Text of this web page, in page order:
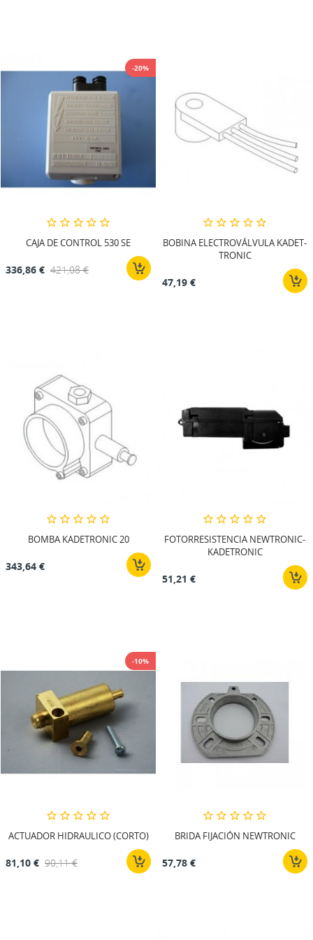
-20%
CAJA DE CONTROL 530 SE
336,86 € 421,08 €
BOBINA ELECTROVÁLVULA KADET-
TRONIC
47,19 €
BOMBA KADETRONIC 20
343,64 €
FOTORRESISTENCIA NEWTRONIC-
KADETRONIC
51,21 €
-10%
ACTUADOR HIDRAULICO (CORTO)
81,10 € 90,11 €
BRIDA FIJACIÓN NEWTRONIC
57,78 €